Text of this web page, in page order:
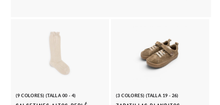
(9 COLORES) (TALLA 00 - 4) (3 COLORES) (TALLA 19 - 26)